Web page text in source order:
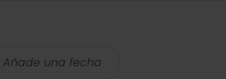
Añade una fecha